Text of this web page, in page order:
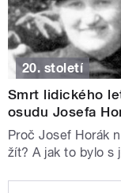
20. století
Smrt lidického
osudu Josefa
Proč Josef Horák
žít? A jak to bylo s